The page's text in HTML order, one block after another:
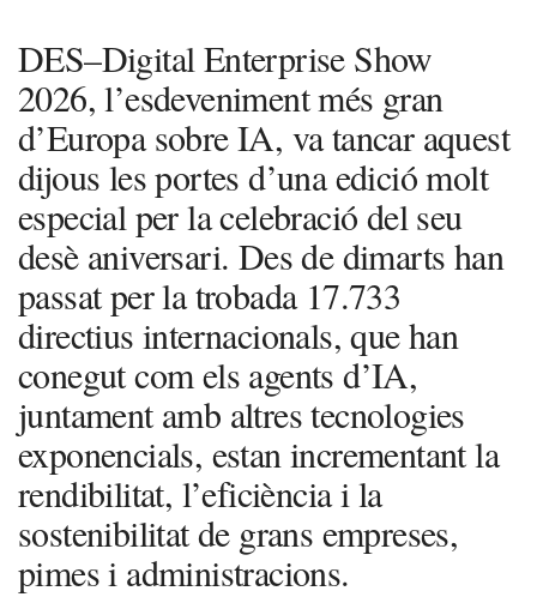
DES–Digital Enterprise Show
2026, l’esdeveniment més gran
d’Europa sobre IA, va tancar aquest
dijous les portes d’una edició molt
especial per la celebració del seu
desè aniversari. Des de dimarts han
passat per la trobada 17.733
directius internacionals, que han
conegut com els agents d’IA,
juntament amb altres tecnologies
exponencials, estan incrementant la
rendibilitat, l’eficiència i la
sostenibilitat de grans empreses,
pimes i administracions.